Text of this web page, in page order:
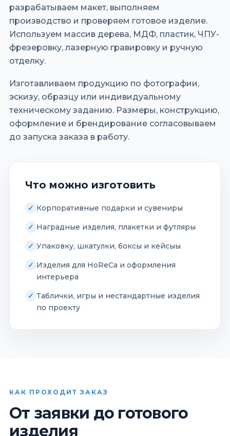
разрабатываем макет, выполняем
производство и проверяем готовое изделие.
Используем массив дерева, МДФ, пластик, ЧПУ-
фрезеровку, лазерную гравировку и ручную
отделку.
Изготавливаем продукцию по фотографии,
эскизу, образцу или индивидуальному
техническому заданию. Размеры, конструкцию,
оформление и брендирование согласовываем
до запуска заказа в работу.
Что можно изготовить
Корпоративные подарки и сувениры
Наградные изделия, плакетки и футляры
Упаковку, шкатулки, боксы и кейсыы
Изделия для HoReCa и оформления
интерьера
Таблички, игры и нестандартные изделия
по проекту
КАК ПРОХОДИТ ЗАКАЗ
От заявки до готового
изделия